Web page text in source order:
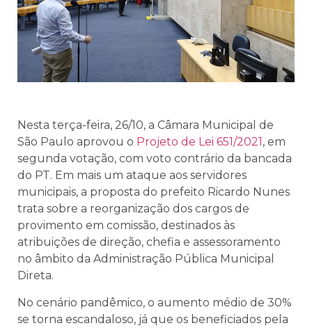
Nesta terça-feira, 26/10, a Câmara Municipal de
São Paulo aprovou o Projeto de Lei 651/2021 , em
segunda votação, com voto contrário da bancada
do PT. Em mais um ataque aos servidores
municipais, a proposta do prefeito Ricardo Nunes
trata sobre a reorganização dos cargos de
provimento em comissão, destinados às
atribuições de direção, chefia e assessoramento
no âmbito da Administração Pública Municipal
Direta.
No cenário pandêmico, o aumento médio de 30%
se torna escandaloso, já que os beneficiados pela